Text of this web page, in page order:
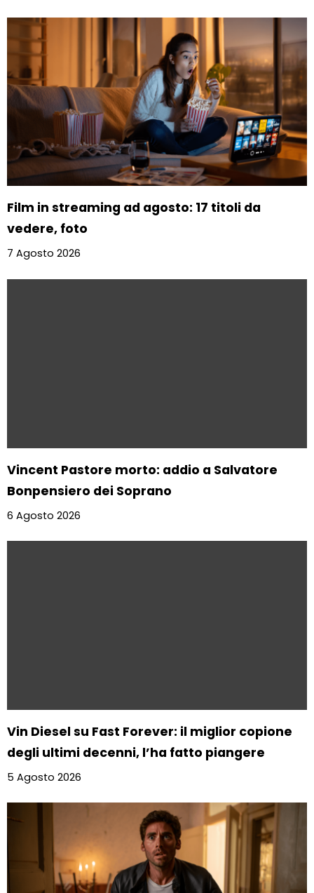
Film in streaming ad agosto: 17 titoli da
vedere, foto
7 Agosto 2026
Vincent Pastore morto: addio a Salvatore
Bonpensiero dei Soprano
6 Agosto 2026
Vin Diesel su Fast Forever: il miglior copione
degli ultimi decenni, l’ha fatto piangere
5 Agosto 2026